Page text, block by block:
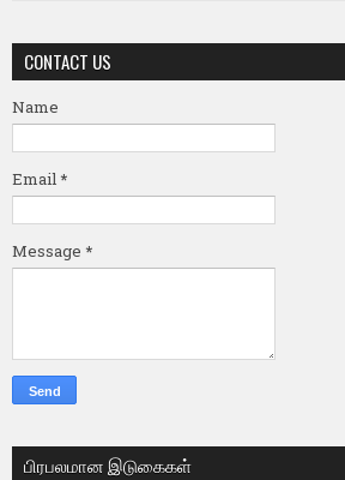
CONTACT US
Name
Email *
Message *
பிரபலமான இடுகைகள்